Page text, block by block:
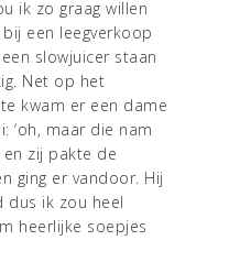
ik zo graag willen
een leegverkoop
slowjuicer staan
Net op het
kwam er een dame
‘oh, maar die nam
en zij pakte de
ging er vandoor. Hij
dus ik zou heel
heerlijke soepjes